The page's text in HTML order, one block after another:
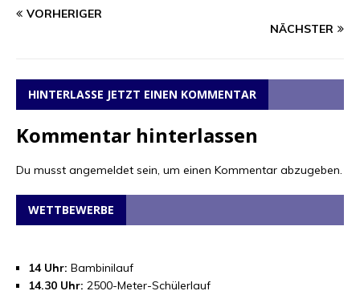
VORHERIGER
NÄCHSTER
HINTERLASSE JETZT EINEN KOMMENTAR
Kommentar hinterlassen
Du musst angemeldet sein, um einen Kommentar abzugeben.
WETTBEWERBE
14 Uhr: Bambinilauf
14.30 Uhr: 2500-Meter-Schülerlauf